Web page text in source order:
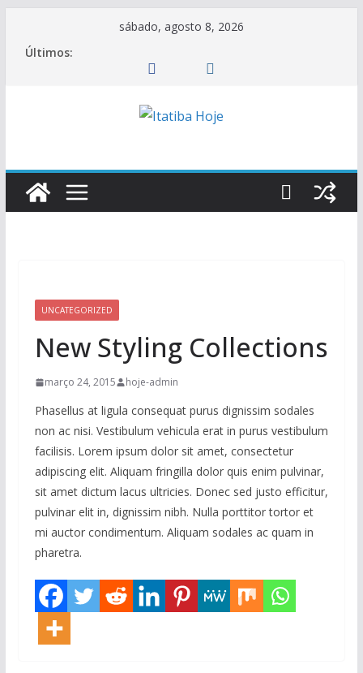
para
sábado, agosto 8, 2026
Últimos:
UNCATEGORIZED
New Styling Collections
março 24, 2015 hoje-admin
Phasellus at ligula consequat purus dignissim sodales
non ac nisi. Vestibulum vehicula erat in purus vestibulum
facilisis. Lorem ipsum dolor sit amet, consectetur
adipiscing elit. Aliquam fringilla dolor quis enim pulvinar,
sit amet dictum lacus ultricies. Donec sed justo efficitur,
pulvinar elit in, dignissim nibh. Nulla porttitor tortor et
mi auctor condimentum. Aliquam sodales ac quam in
pharetra.